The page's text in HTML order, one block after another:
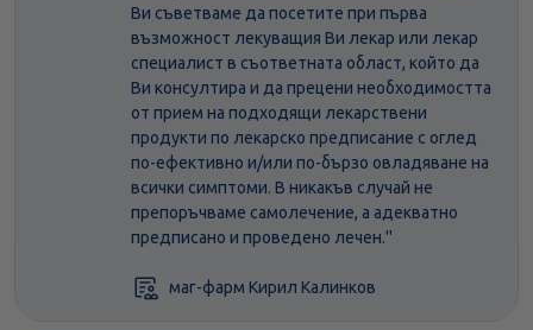
Ви съветваме да посетите при първа
възможност лекуващия Ви лекар или лекар
специалист в съответната област, който да
Ви консултира и да прецени необходимостта
от прием на подходящи лекарствени
продукти по лекарско предписание с оглед
по-ефективно и/или по-бързо овладяване на
всички симптоми. В никакъв случай не
препоръчваме самолечение, а адекватно
предписано и проведено лечен.''
маг-фарм Кирил Калинков